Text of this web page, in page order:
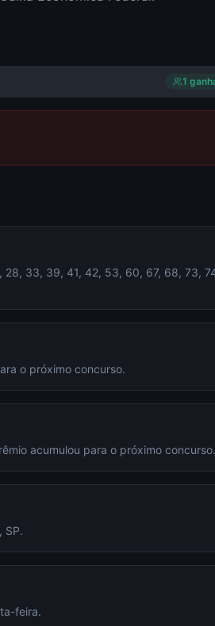
1
28, 33, 39, 41, 42, 53, 60, 67, 68, 73,
o próximo concurso.
acumulou para o próximo concurso.
SP.
feira.